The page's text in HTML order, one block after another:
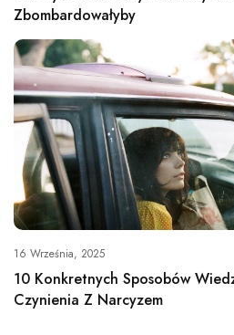
Zbombardowałyby
16 Września, 2025
10 Konkretnych Sposobów
Czynienia Z Narcyzem